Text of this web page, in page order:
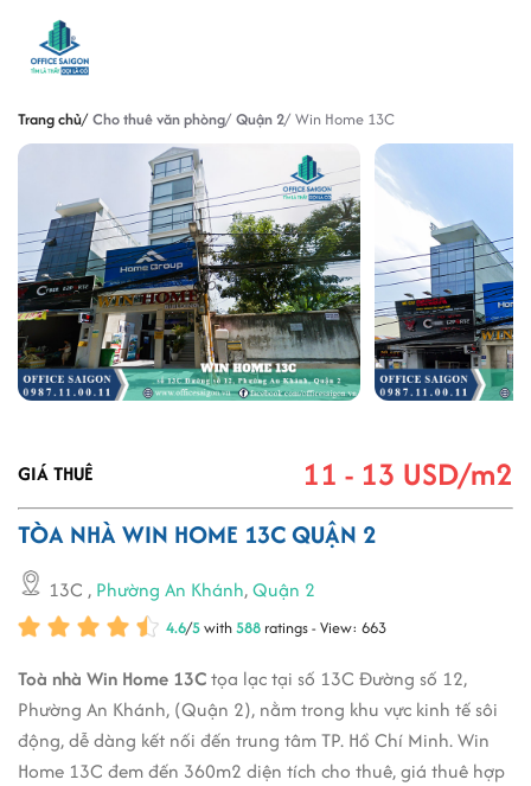
Trang chủ Cho thuê văn phòng Quận 2 Win Home 13C
GIÁ THUÊ 11 - 13 USD/m2
TÒA NHÀ WIN HOME 13C QUẬN 2
13C , Phường An Khánh,Quận 2
4.6/5with588 ratings - View: 663
Toà nhà Win Home 13Ctọa lạc tại số 13C Đường số 12,
Phường An Khánh, (Quận 2), nằm trong khu vực kinh tế sôi
động, dễ dàng kết nối đến trung tâm TP. Hồ Chí Minh. Win
Home 13C đem đến 360m2 diện tích cho thuê, giá thuê hợp